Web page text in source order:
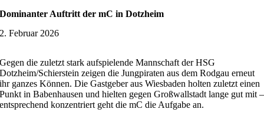
Dominanter Auftritt der mC in Dotzheim
2. Februar 2026
Gegen die zuletzt stark aufspielende Mannschaft der HSG
Dotzheim/Schierstein zeigen die Jungpiraten aus dem Rodgau erneut
ihr ganzes Können. Die Gastgeber aus Wiesbaden holten zuletzt einen
Punkt in Babenhausen und hielten gegen Großwallstadt lange gut mit –
entsprechend konzentriert geht die mC die Aufgabe an.